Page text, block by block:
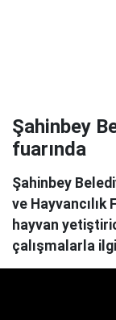
Şahinbey
fuarında
Şahinbey
ve
hayvan
çalışmalarla